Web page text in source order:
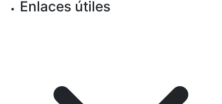
Enlaces útiles